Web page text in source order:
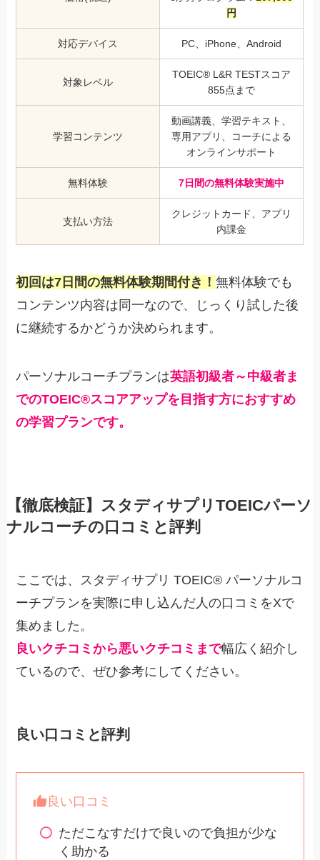
円
対応デバイス PC、iPhone、Android
対象レベル
TOEIC® L&R TESTスコア
855点まで
学習コンテンツ
動画講義、学習テキスト、
専用アプリ、コーチによる
オンラインサポート
無料体験 7日間の無料体験実施中
支払い方法
クレジットカード、アプリ
内課金
初回は7日間の無料体験期間付き！無料体験でも
コンテンツ内容は同一なので、じっくり試した後
に継続するかどうか決められます。
パーソナルコーチプランは英語初級者～中級者ま
でのTOEIC®スコアアップを目指す方におすすめ
の学習プランです。
【徹底検証】スタディサプリTOEICパーソ
ナルコーチの口コミと評判
ここでは、スタディサプリ TOEIC® パーソナルコ
ーチプランを実際に申し込んだ人の口コミをXで
集めました。
良いクチコミから悪いクチコミまで幅広く紹介し
ているので、ぜひ参考にしてください。
良い口コミと評判
良い口コミ
ただこなすだけで良いので負担が少な
く助かる